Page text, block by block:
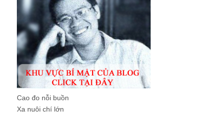
Cao đo nỗi buồn
Xa nuôi chí lớn